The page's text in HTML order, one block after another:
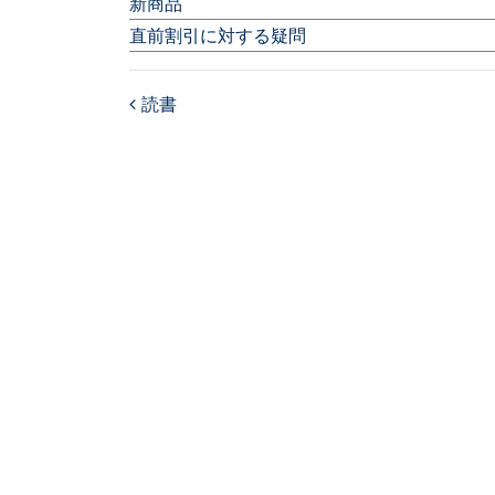
直前割引に対する疑問
読書